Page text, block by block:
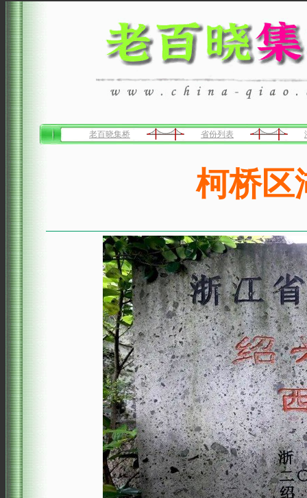
老百晓集桥 省份列表
柯桥区